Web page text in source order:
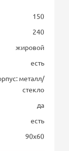
150
240
жировой
есть
металл/
стекло
да
есть
90х60